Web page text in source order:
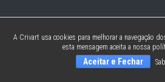
A Crivart usa cookies para melhorar a navegação
esta mensagem aceita a nossa
Aceitar e Fechar